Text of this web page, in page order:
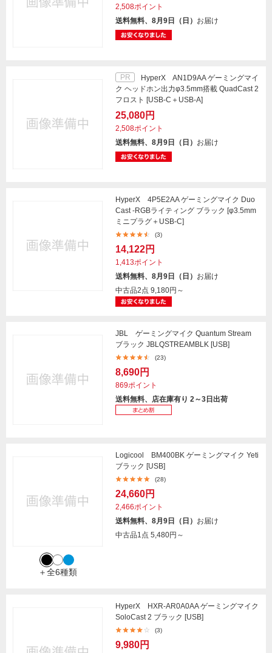
2,508ポイント
送料無料、8月9日（日） お届け
PR
HyperX AN1D9AA ゲーミングマイ
ク ヘッドホン出力φ3.5mm搭載 QuadCast 2
フロスト [USB-C＋USB-A]
25,080円
2,508ポイント
送料無料、8月9日（日） お届け
HyperX 4P5E2AA ゲーミングマイク Duo
Cast -RGBライティング ブラック [φ3.5mm
ミニプラグ＋USB-C]
(3)
14,122円
1,413ポイント
送料無料、8月9日（日） お届け
中古品2点 9,180円～
JBL ゲーミングマイク Quantum Stream
ブラック JBLQSTREAMBLK [USB]
(23)
8,690円
869ポイント
送料無料、店在庫有り 2～3日出荷
＋全6種類
Logicool BM400BK ゲーミングマイク Yeti
ブラック [USB]
(28)
24,660円
2,466ポイント
送料無料、8月9日（日） お届け
中古品1点 5,480円～
HyperX HXR-AR0A0AA ゲーミングマイク
SoloCast 2 ブラック [USB]
(3)
9,980円